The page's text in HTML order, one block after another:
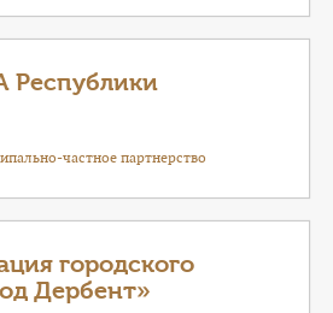
Республики
частное партнерство
городского
Дербент»